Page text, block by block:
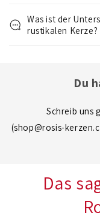
h
Was ist der
rustikalen Kerze?
Du
Schreib uns
(shop@rosis-
Das